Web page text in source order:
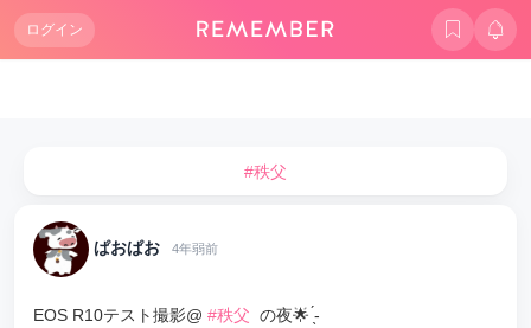
ログイン
#秩父
ぱおぱお 4年弱前
EOS R10テスト撮影@ #秩父 の夜🌟 ̖́-